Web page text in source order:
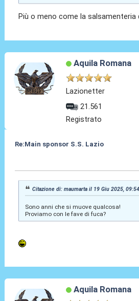
Più o meno come la salsamenteria
Aquila Romana
Lazionetter
21.561
Registrato
Re:Main sponsor S.S. Lazio
Citazione di: maumarta il 19 Giu 2025, 09:54
Sono anni che si muove qualcosa!
Proviamo con le fave di fuca?
Aquila Romana